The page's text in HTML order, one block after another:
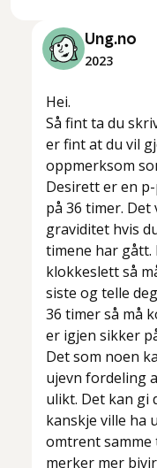
Ung.no
2023
Hei.
Så fint ta du
er fint at du vil
oppmerksom
Desirett er en
på 36 timer.
graviditet hvis
timene har
klokkeslett så
siste og telle
36 timer så må
er igjen sikker
Det som noen
ujevn fordeling
ulikt. Det kan gi
kanskje ville ha
omtrent samme
merker mer